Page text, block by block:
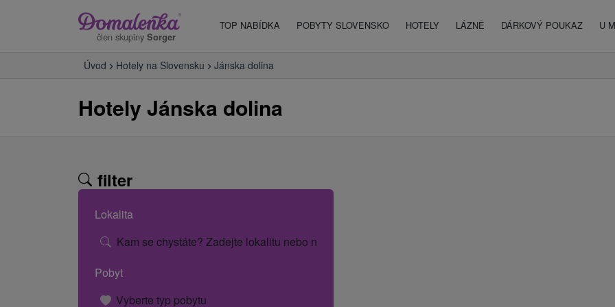
člen skupiny Sorger
TOP NABÍDKA POBYTY SLOVENSKO HOTELY LÁZNĚ DÁRKOVÝ POUKAZ U
Úvod Hotely na Slovensku Jánska dolina
Hotely Jánska dolina
filter
Lokalita
Kam se chystáte? Zadejte lokalitu nebo název hotelu.
Pobyt
Vyberte typ pobytu